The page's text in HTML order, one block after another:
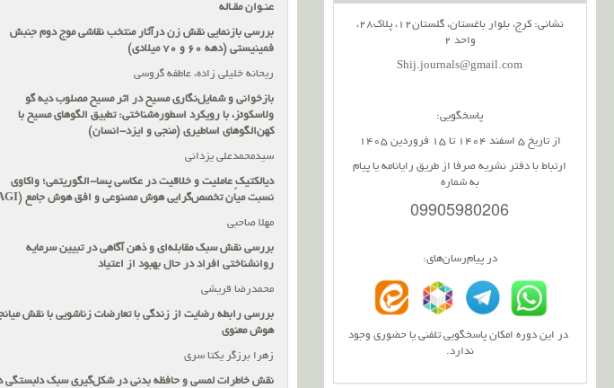
نشانی: کرج، بلوار باغستان، گلستان12، پلاک28،
واحد 2
Shij.journals@gmail.com
پاسخگویی:
از تاریخ 5 اسفند 1404 تا 15 فروردین 1405
ارتباط با دفتر نشریه صرفا از طریق رایانامه یا پیام
به شماره
09905980206
در پیام‌رسان‌های:
در این دوره امکان پاسخگویی تلفنی یا حضوری وجود
ندارد.
عنـوان مقـاله
بررسی بازنمایی نقش زن درآثار منتخب نقاشی موج دوم جنبش
فمینیستی (دهه 60 و 70 میلادی)
ریحانه خلیلی زاده، عاطفه گروسی
بازخوانی و شمایل‌نگاری مسیح در اثر مسیح مصلوب دیه گو
ولاسکوئز، با رویکرد اسطوره‌شناختی: تطبیق الگوهای مسیح با
کهن‌الگوهای اساطیری (منجی و ایزد-انسان)
سیدمحمدعلی یزدانی
دیالکتیکِ عاملیت و خلاقیت در عکاسی پسا-الگوریتمی؛ واکاوی
نسبت میان تخصص‌گرایی هوش مصنوعی و افق هوش جامع (
مهلا صاحبی
بررسی نقش سبک مقابله‌ای و ذهن آگاهی در تبیین سرمایه
روانشناختی افراد در حال بهبود از اعتیاد
محمدرضا قریشی
بررسی رابطه رضایت از زندگی با تعارضات زناشویی با نقش
هوش معنوی
زهرا برزگر یکتا سری
نقش خاطرات لمسی و حافظه بدنی در شکل‌گیری سبک دلبستگی